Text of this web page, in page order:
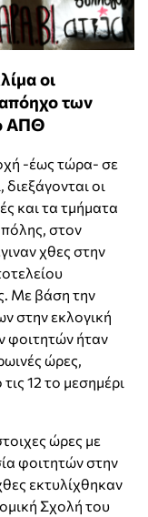
οι
απόηχο των
ΑΠΘ
-έως τώρα- σε
οι
και τα τμήματα
στον
χθες στην
Με βάση την
στην εκλογική
φοιτητών ήταν
ώρες,
12 το μεσημέρι
ώρες με
φοιτητών στην
εκτυλίχθηκαν
Σχολή του